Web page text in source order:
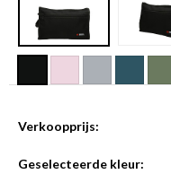
Verkoopprijs:
Geselecteerde kleur: